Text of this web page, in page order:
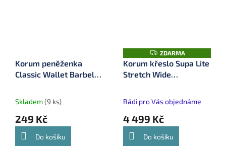
Korum peněženka
Classic Wallet Barbel
Skladem(9 ks)
249 Kč
Do košíku
Z
D
A
R
ZDARMA
Korum křeslo Supa Lite
Stretch Wide
Rádi pro Vás objednáme
4 499 Kč
Do košíku